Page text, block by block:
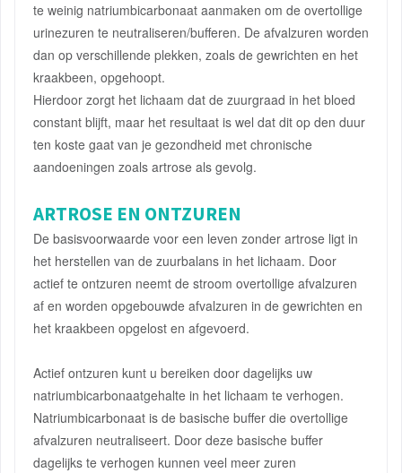
te weinig natriumbicarbonaat aanmaken om de overtollige
urinezuren te neutraliseren/bufferen. De afvalzuren worden
dan op verschillende plekken, zoals de gewrichten en het
kraakbeen, opgehoopt.
Hierdoor zorgt het lichaam dat de zuurgraad in het bloed
constant blijft, maar het resultaat is wel dat dit op den duur
ten koste gaat van je gezondheid met chronische
aandoeningen zoals artrose als gevolg.
ARTROSE EN ONTZUREN
De basisvoorwaarde voor een leven zonder artrose ligt in
het herstellen van de zuurbalans in het lichaam. Door
actief te ontzuren neemt de stroom overtollige afvalzuren
af en worden opgebouwde afvalzuren in de gewrichten en
het kraakbeen opgelost en afgevoerd.
Actief ontzuren kunt u bereiken door dagelijks uw
natriumbicarbonaatgehalte in het lichaam te verhogen.
Natriumbicarbonaat is de basische buffer die overtollige
afvalzuren neutraliseert. Door deze basische buffer
dagelijks te verhogen kunnen veel meer zuren